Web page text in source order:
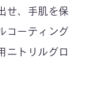
せ、手肌を保
コーティング
ニトリルグロ